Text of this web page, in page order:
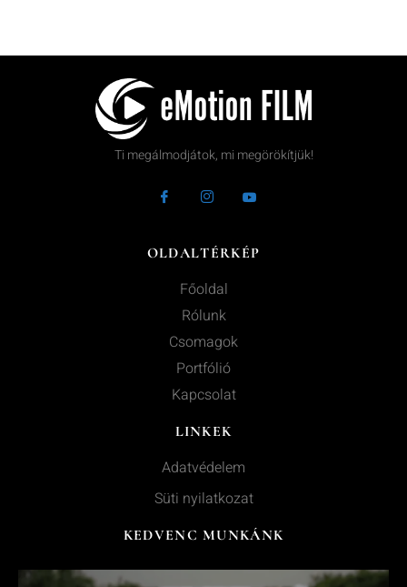
Ti megálmodjátok, mi megörökítjük!
OLDALTÉRKÉP
Főoldal
Rólunk
Csomagok
Portfólió
Kapcsolat
LINKEK
Adatvédelem
Süti nyilatkozat
KEDVENC MUNKÁNK